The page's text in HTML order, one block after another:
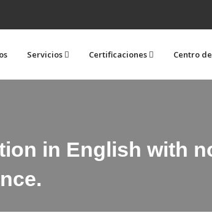
Servicios Certificaciones Centro
in English with